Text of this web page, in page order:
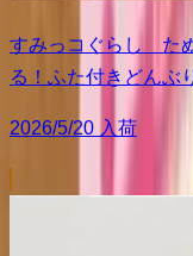
すみっコぐらし た
る！ふた付きどんぶ
2026/5/20 入荷